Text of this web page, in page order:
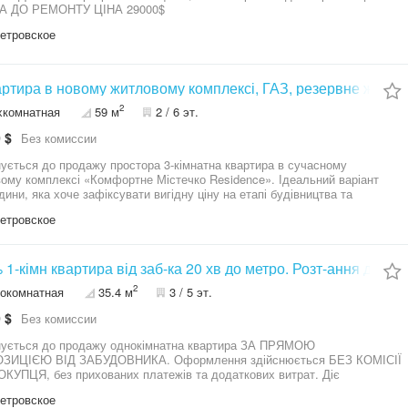
та світлин за посиланням:
kiev/object/1komnatnye/389735
ГОТОВА ДО РЕМОНТУ ЦІНА 29000$
в новому житловому комплексі, ГАЗ, резервне
59 м2 2 / 6 эт.
$ Без комиссии
до продажу простора 3-кімнатна квартира в сучасному
комплексі «Комфортне Містечко Residence». Ідеальний варіант
яка хоче зафіксувати вигідну ціну на етапі будівництва та
Також в квартирі є газ, і завжди при відключеннях світла
централізовані (водопостачання, водовідведення, електромережі,
18ти місяців. ЖК «Комфортне Містечко Residence» має все
безпосередньо поруч із домом: Для дітей: Школи, дитячі садки,
секції та сучасні ігрові майданчики. Побут та сервіс:
продуктові крамниці, аптеки, кав'ярні, салони краси та
Зручність: Облаштована закрита територія, пішохідні зони та
розв'язка, власна паркова зона.
кімн квартира від заб-ка 20 хв до метро. Розт-ання до 24
35.4 м2 3 / 5 эт.
$ Без комиссии
до продажу однокімнатна квартира ЗА ПРЯМОЮ
ВІД ЗАБУДОВНИКА. Оформлення здійснюється БЕЗ КОМІСІЇ
без прихованих платежів та додаткових витрат. Діє
комфортно планувати фінансове навантаження. Квартира